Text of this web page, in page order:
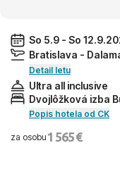
So 5.9 - So
Bratislava -
Detail letu
Ultra all inclusive
Dvojlôžková izba
Popis hotela od CK
za osobu 1 565 €